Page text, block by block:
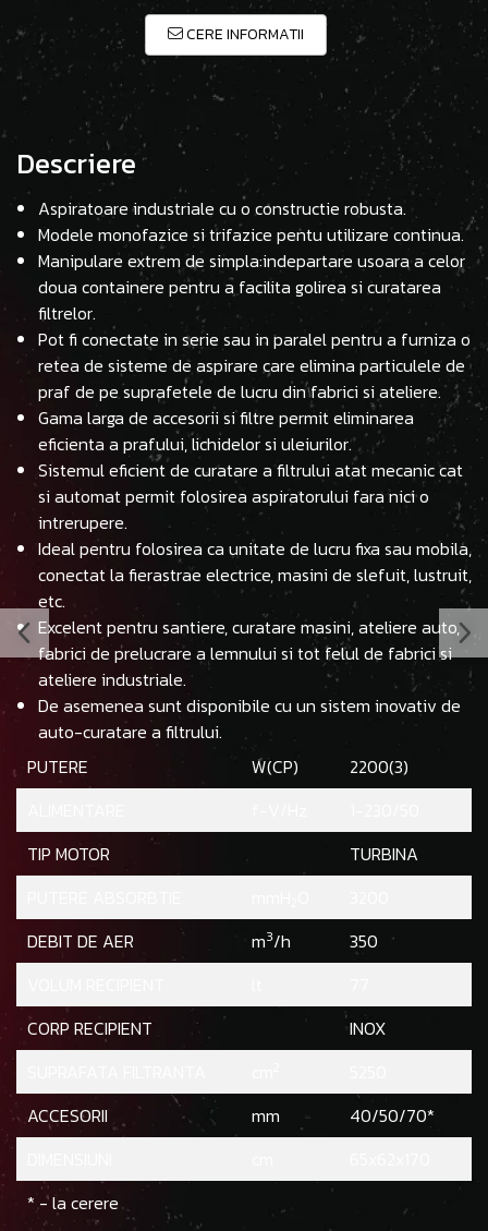
CERE INFORMATII
Descriere
Aspiratoare industriale cu o constructie robusta.
Modele monofazice si trifazice pentu utilizare continua.
Manipulare extrem de simpla:indepartare usoara a celor
doua containere pentru a facilita golirea si curatarea
filtrelor.
Pot fi conectate in serie sau in paralel pentru a furniza o
retea de sisteme de aspirare care elimina particulele de
praf de pe suprafetele de lucru din fabrici si ateliere.
Gama larga de accesorii si filtre permit eliminarea
eficienta a prafului, lichidelor si uleiurilor.
Sistemul eficient de curatare a filtrului atat mecanic cat
si automat permit folosirea aspiratorului fara nici o
intrerupere.
Ideal pentru folosirea ca unitate de lucru fixa sau mobila,
conectat la fierastrae electrice, masini de slefuit, lustruit,
etc.
Excelent pentru santiere, curatare masini, ateliere auto,
fabrici de prelucrare a lemnului si tot felul de fabrici si
ateliere industriale.
De asemenea sunt disponibile cu un sistem inovativ de
auto-curatare a filtrului.
PUTERE
W(CP)
2200(3)
TIP MOTOR
TURBINA
DEBIT DE AER
m3/h
350
CORP RECIPIENT
INOX
ACCESORII
mm
40/50/70*
* - la cerere